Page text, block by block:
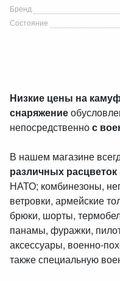
Бренд
Состояние
Низкие цены на
снаряжение
непосредственнос
В нашем магазине
различных расцветок
НАТО; комбинезоны,
ветровки, армейские
брюки, шорты,
панамы, фуражки,
аксессуары, военно-
также специальную